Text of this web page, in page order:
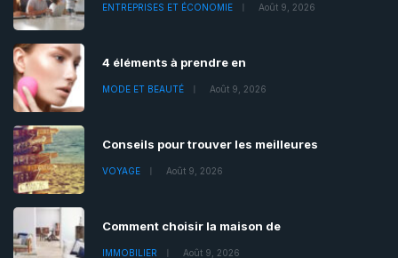
ENTREPRISES ET ÉCONOMIE Août 9, 2026
4 éléments à prendre en
MODE ET BEAUTÉ Août 9, 2026
Conseils pour trouver les meilleures
VOYAGE Août 9, 2026
Comment choisir la maison de
IMMOBILIER Août 9, 2026